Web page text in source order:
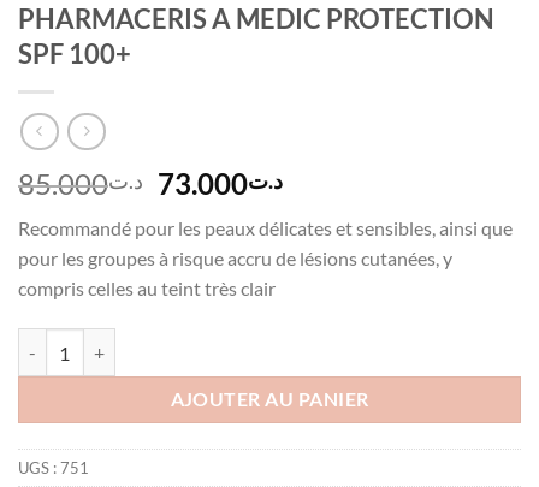
PHARMACERIS A MEDIC PROTECTION
SPF 100+
د.ت85.000
Le
initial
était :
د.ت73.000
Le
actuel
est :
Recommandé pour les peaux délicates et sensibles, ainsi que
pour les groupes à risque accru de lésions cutanées, y
compris celles au teint très clair
AJOUTER AU PANIER
UGS :751